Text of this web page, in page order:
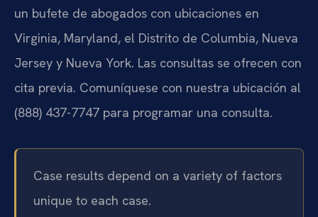
un bufete de abogados con ubicaciones en
Virginia, Maryland, el Distrito de Columbia, Nueva
Jersey y Nueva York. Las consultas se ofrecen con
cita previa. Comuníquese con nuestra ubicación al
(888) 437-7747 para programar una consulta.
Case results depend on a variety of factors
unique to each case.